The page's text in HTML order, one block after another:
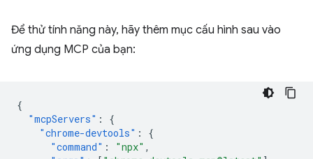
Để thử tính năng này, hãy thêm mục cấu hình sau vào
ứng dụng MCP của bạn:
{
"mcpServers" :
{
"chrome-devtools" :
{
"command" : "npx" ,